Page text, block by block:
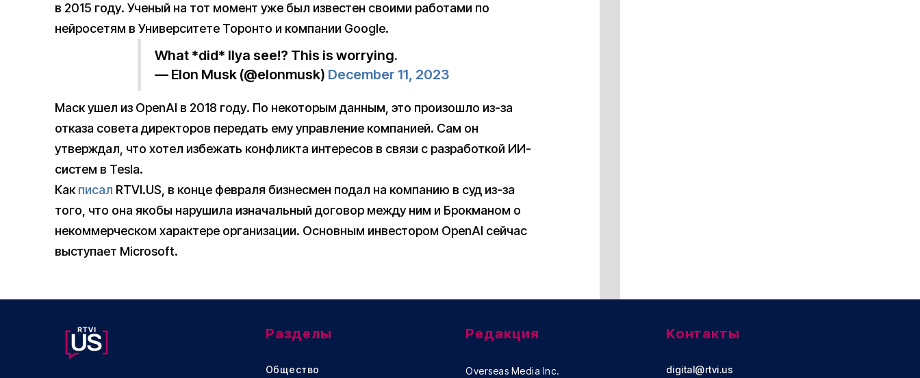
в 2015 году. Ученый на тот момент уже был известен своими работами по
нейросетям в Университете Торонто и компании Google.
What *did* Ilya see!? This is worrying.
— Elon Musk (@elonmusk) December 11, 2023
Маск ушел из OpenAI в 2018 году. По некоторым данным, это произошло из-за
отказа совета директоров передать ему управление компанией. Сам он
утверждал, что хотел избежать конфликта интересов в связи с разработкой ИИ-
систем в Tesla.
Какписал RTVI.US, в конце февраля бизнесмен подал на компанию в суд из-за
того, что она якобы нарушила изначальный договор между ним и Брокманом о
некоммерческом характере организации. Основным инвестором OpenAI cейчас
выступает Microsoft.
Разделы
Общество
Редакция
Overseas Media Inc.
Контакты
digital@rtvi.us